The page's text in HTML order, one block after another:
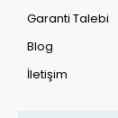
Garanti Talebi
Blog
İletişim